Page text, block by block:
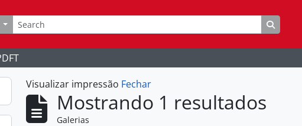
Opções de busca
Visualizar impressão Fechar
Mostrando 1 resultados
Galerias